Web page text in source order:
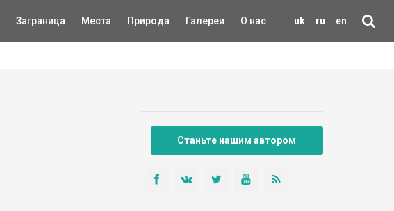
uk ru en
Заграница Места Природа Галереи О нас
Станьте нашим автором